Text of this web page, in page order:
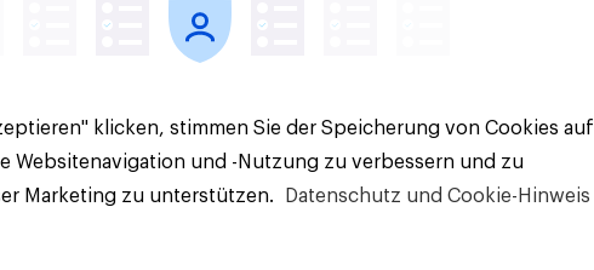
klicken, stimmen Sie der Speicherung von Cookies auf
Websitenavigation und -Nutzung zu verbessern und zu
Marketing zu unterstützen.
Datenschutz und Cookie-Hinweis